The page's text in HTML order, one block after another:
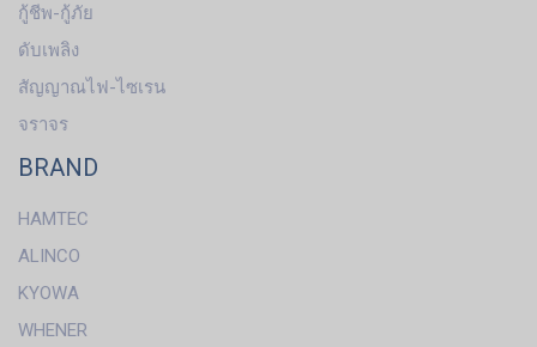
กู้ชีพ-กู้ภัย
ดับเพลิง
สัญญาณไฟ-ไซเรน
จราจร
BRAND
HAMTEC
ALINCO
KYOWA
WHENER